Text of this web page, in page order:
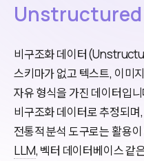
Unstructured
비구조화 데이터
스키마가 없고 텍스트, 이미
자유 형식을 가진 데이터입
비구조화 데이터로 추정되
전통적 분석 도구로는 활용
LLM, 벡터 데이터베이스 같